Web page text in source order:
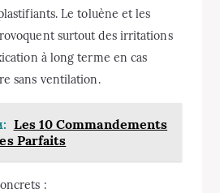
Le toluène et les
surtout des irritations
à long terme en cas
sans ventilation.
Les 10 Commandements
Parfaits
: